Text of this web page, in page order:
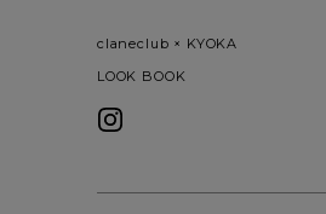
claneclub × KYOKA
LOOK BOOK